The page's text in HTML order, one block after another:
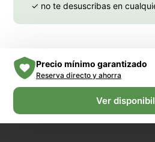
✓ no te desuscribas en
Precio mínimo garantizado
Reserva directo y ahorra
Ver